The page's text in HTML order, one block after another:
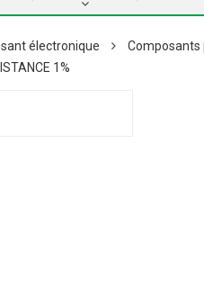
électronique Composants
1%